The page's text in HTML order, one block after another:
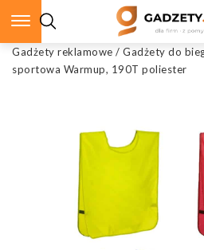
Gadżety reklamowe / Gadżety do
sportowa Warmup, 190T poliester